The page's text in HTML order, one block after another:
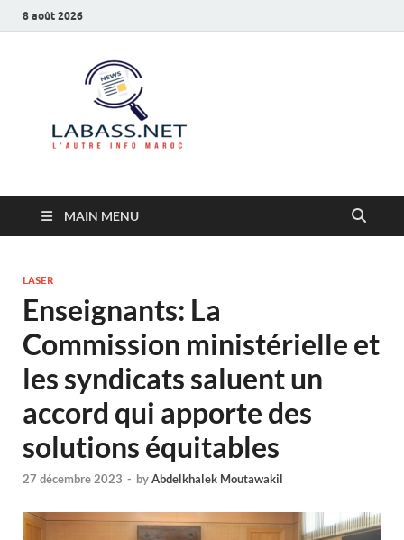
8 août 2026
MAIN MENU
LASER
Enseignants: La
Commission ministérielle et
les syndicats saluent un
accord qui apporte des
solutions équitables
27 décembre 2023 - byAbdelkhalek Moutawakil